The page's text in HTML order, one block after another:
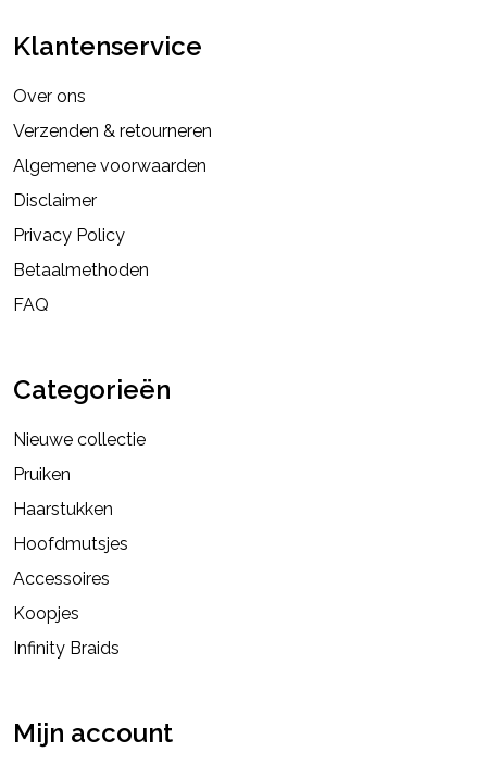
Klantenservice
Over ons
Verzenden & retourneren
Algemene voorwaarden
Disclaimer
Privacy Policy
Betaalmethoden
FAQ
Categorieën
Nieuwe collectie
Pruiken
Haarstukken
Hoofdmutsjes
Accessoires
Koopjes
Infinity Braids
Mijn account